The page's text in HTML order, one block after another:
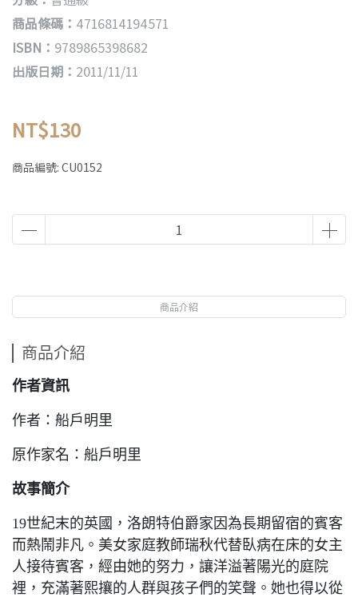
商品條碼： 4716814194571
ISBN： 9789865398682
出版日期： 2011/11/11
NT$130
商品編號: CU0152
商品介紹
商品介紹
作者資訊
作者：船戶明里
原作家名：船戶明里
故事簡介
19世紀末的英國，洛朗特伯爵家因為長期留宿的賓客
而熱鬧非凡。美女家庭教師瑞秋代替臥病在床的女主
人接待賓客，經由她的努力，讓洋溢著陽光的庭院
裡，充滿著熙攘的人群與孩子們的笑聲。她也得以從